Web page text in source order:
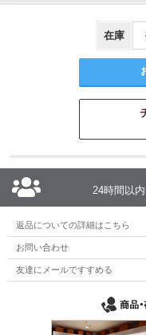
在庫
24時間以内
返品についての詳細はこちら
お問い合わせ
友達にメールですすめる